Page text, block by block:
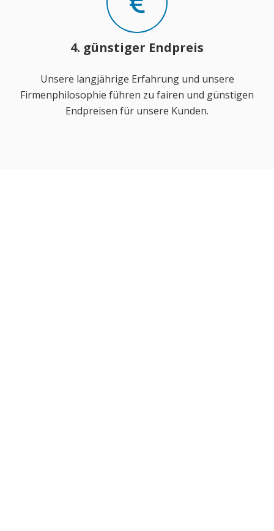
4. günstiger Endpreis
Unsere langjährige Erfahrung und unsere
Firmenphilosophie führen zu fairen und günstigen
Endpreisen für unsere Kunden.